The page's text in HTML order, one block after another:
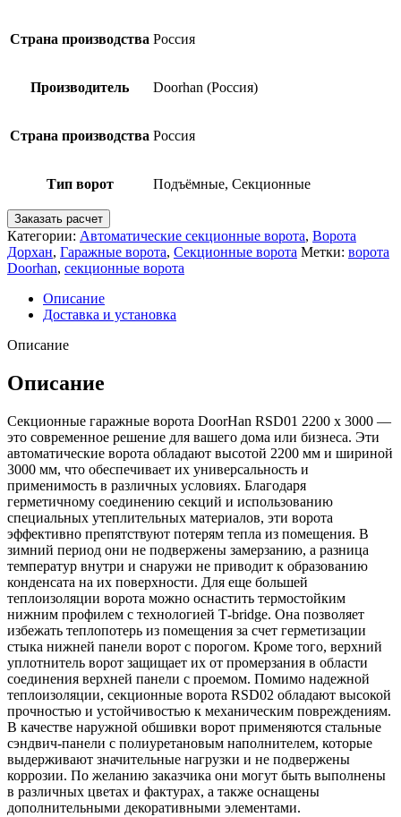
Страна производства Россия
Производитель Doorhan (Россия)
Страна производства Россия
Тип ворот Подъёмные, Секционные
Заказать расчет
Категории: Автоматические секционные ворота, Ворота
Дорхан, Гаражные ворота, Секционные ворота Метки: ворота
Doorhan, секционные ворота
Описание
Доставка и установка
Описание
Описание
Секционные гаражные ворота DoorHan RSD01 2200 х 3000 —
это современное решение для вашего дома или бизнеса. Эти
автоматические ворота обладают высотой 2200 мм и шириной
3000 мм, что обеспечивает их универсальность и
применимость в различных условиях. Благодаря
герметичному соединению секций и использованию
специальных утеплительных материалов, эти ворота
эффективно препятствуют потерям тепла из помещения. В
зимний период они не подвержены замерзанию, а разница
температур внутри и снаружи не приводит к образованию
конденсата на их поверхности. Для еще большей
теплоизоляции ворота можно оснастить термостойким
нижним профилем с технологией Т-bridge. Она позволяет
избежать теплопотерь из помещения за счет герметизации
стыка нижней панели ворот с порогом. Кроме того, верхний
уплотнитель ворот защищает их от промерзания в области
соединения верхней панели с проемом. Помимо надежной
теплоизоляции, секционные ворота RSD02 обладают высокой
прочностью и устойчивостью к механическим повреждениям.
В качестве наружной обшивки ворот применяются стальные
сэндвич-панели с полиуретановым наполнителем, которые
выдерживают значительные нагрузки и не подвержены
коррозии. По желанию заказчика они могут быть выполнены
в различных цветах и фактурах, а также оснащены
дополнительными декоративными элементами.